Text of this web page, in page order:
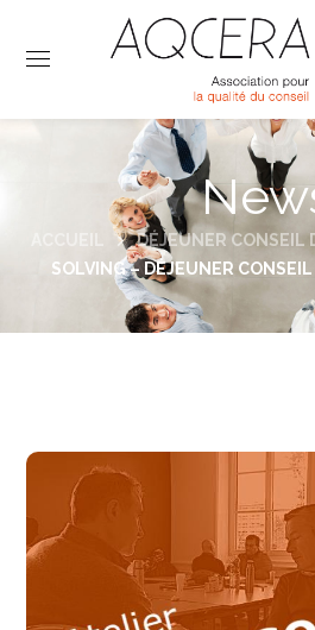
DÉJEUNER CONSEIL
SOLVING – DÉJEUNER